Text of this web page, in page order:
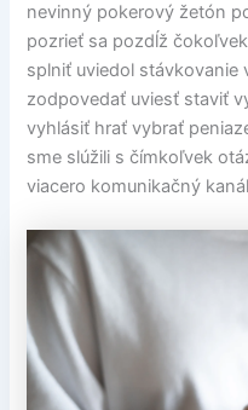
nevinný pokerový žetón
pozrieť sa pozdĺž
splniť uviedol stávkovanie
zodpovedať uviesť staviť
vyhlásiť hrať vybrať
sme slúžili s čímkoľvek
viacero komunikačný